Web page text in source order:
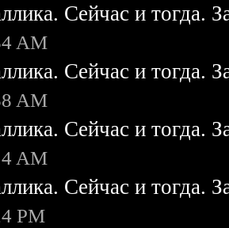
Сейчас и тогда.
AM
Сейчас и тогда.
AM
Сейчас и тогда.
AM
Сейчас и тогда.
PM